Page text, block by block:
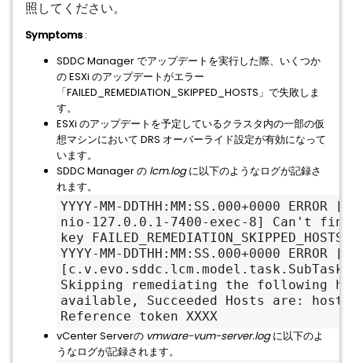
照してください。
Symptoms :
SDDC Manager でアップデートを実行した際、いくつか
の ESXi のアップデートがエラー
「FAILED_REMEDIATION_SKIPPED_HOSTS」で失敗しま
す。
ESXi のアップデートを予定しているクラスタ内の一部の仮
想マシンにおいて DRS オーバーライド設定が有効になって
います。
SDDC Manager の lcm.logに以下のようなログが記録さ
れます。
YYYY-MM-DDTHH:MM:SS.000+0000
nio-127.0.0.1-7400-exec-8] Can't
key FAILED_REMEDIATION_SKIPPED_HOSTS
YYYY-MM-DDTHH:MM:SS.000+0000
Skipping remediating the following
available, Succeeded Hosts are:
Reference token XXXX
vCenter Serverの vmware-vum-server.logに以下のよ
うなログが記録されます。